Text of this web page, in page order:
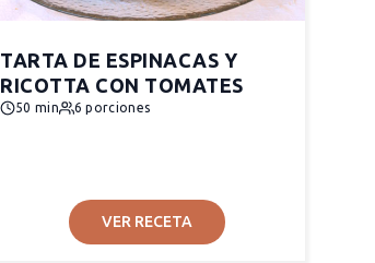
TARTA DE ESPINACAS Y
RICOTTA CON TOMATES
50 min 6 porciones
VER RECETA